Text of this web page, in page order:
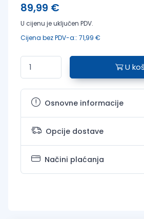
89,99 €
U cijenu je uključen PDV.
Cijena bez PDV-a:: 71,99 €
U
Osnovne informacije
Opcije dostave
Načini plaćanja